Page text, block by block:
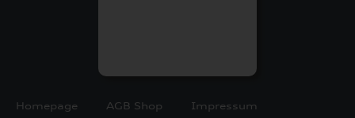
Homepage AGB Shop
Impressum